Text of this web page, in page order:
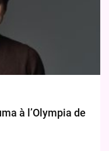
à l’Olympia de